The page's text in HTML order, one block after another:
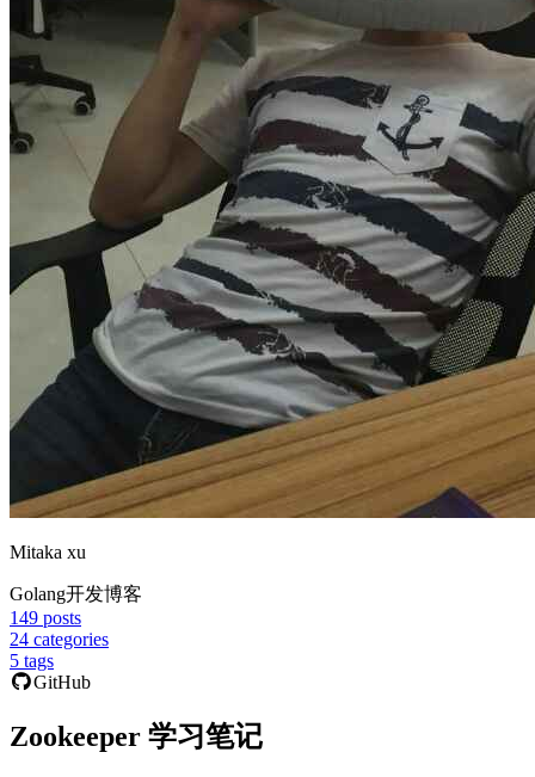
Mitaka xu
Golang开发博客
149 posts
24 categories
5 tags
GitHub
Zookeeper 学习笔记